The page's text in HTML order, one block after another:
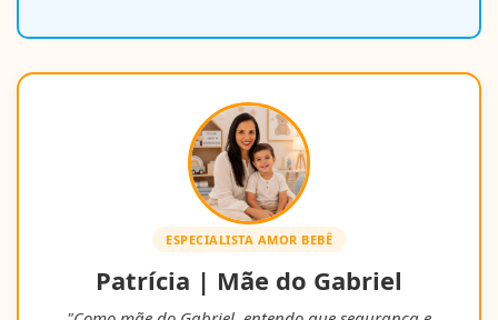
ESPECIALISTA AMOR BEBÊ
Patrícia | Mãe do Gabriel